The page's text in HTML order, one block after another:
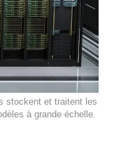
stockent et traitent les
à grande échelle.